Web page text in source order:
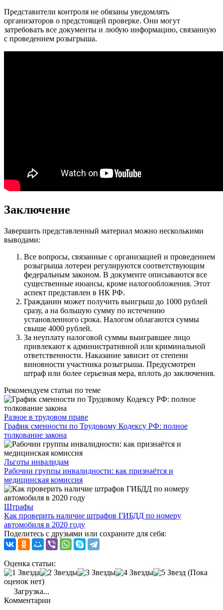
Представители контроля не обязаны уведомлять
организаторов о предстоящей проверке. Они могут
затребовать все документы и любую информацию, связанную
с проведением розыгрыша.
Заключение
Завершить представленный материал можно несколькими
выводами:
Все вопросы, связанные с организацией и проведением
розыгрыша лотереи регулируются соответствующим
федеральным законом. В документе описываются все
существенные нюансы, кроме налогообложения. Этот
аспект представлен в НК РФ.
Гражданин может получить выигрыш до 1000 рублей
сразу, а на большую сумму по истечению
установленного срока. Налогом облагаются суммы
свыше 4000 рублей.
За неуплату налоговой суммы выигравшее лицо
привлекают к административной или криминальной
ответственности. Наказание зависит от степени
виновности участника розыгрыша. Предусмотрен
штраф или более серьезная мера, вплоть до заключения.
Рекомендуем статьи по теме
Разное в трудовом праве
График сменности по Трудовому Кодексу РФ: полное
толкование закона
Льготы инвалидам
Рабочии группы инвалидности: как признаётся и
медицинская комиссия
Штрафы
Как проверить наличие штрафов ГИБДД по номеру
автомобиля в 2020 году
Поделитесь с друзьями или сохраните для себя:
Оценка статьи:
(Пока
оценок нет)
Загрузка...
Комментарии